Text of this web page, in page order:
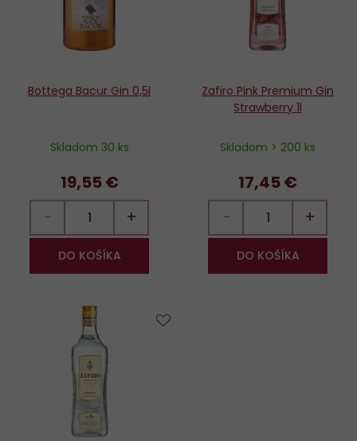
Bottega Bacur Gin 0,5l
Skladom 30 ks
19,55 €
− +
DO KOŠÍKA
Zafiro Pink Premium Gin
Strawberry 1l
Skladom > 200 ks
17,45 €
− +
DO KOŠÍKA